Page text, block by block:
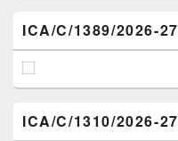
ICA/C/1389/2026-27
ICA/C/1310/2026-27